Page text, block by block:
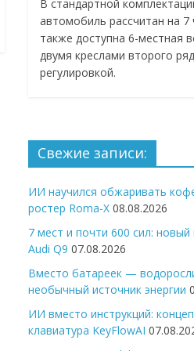
В стандартной
автомобиль рассчитан на 7
также доступна 6-местная
двумя креслами второго
регулировкой.
Свежие записи:
ИИ научился обжаривать
ростер Roma-X 08.08.2026
7 мест и почти 600 сил:
Audi Q9 07.08.2026
Вместо батареек —
необычный источник энергии
ИИ вместо инструкций:
клавиатура KeyFlowAI